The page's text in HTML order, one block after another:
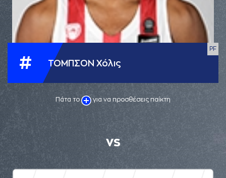
# ΤΟΜΠΣΟΝ Χόλις
PF
Πάτα το για να προσθέσεις παίκτη
VS